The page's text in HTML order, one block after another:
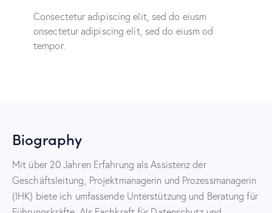
Consectetur adipiscing elit, sed do eiusm
onsectetur adipiscing elit, sed do eiusm od
tempor.
Biography
Mit über 20 Jahren Erfahrung als Assistenz der
Geschäftsleitung, Projektmanagerin und Prozessmanagerin
(IHK) biete ich umfassende Unterstützung und Beratung für